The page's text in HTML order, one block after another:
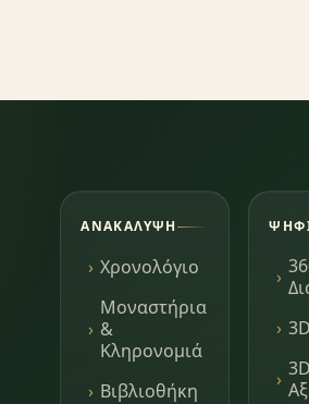
ΑΝΑΚΆΛΥΨΗ
Χρονολόγιο
Μοναστήρια
&
Κληρονομιά
Βιβλιοθήκη
3D